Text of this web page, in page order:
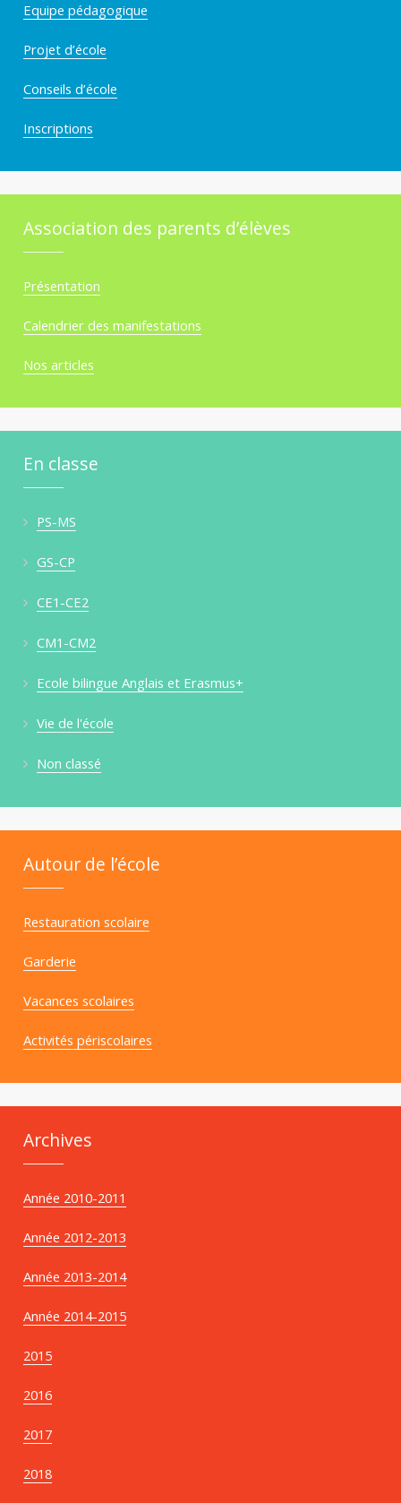
Equipe pédagogique
Projet d’école
Conseils d’école
Inscriptions
Association des parents d’élèves
Présentation
Calendrier des manifestations
Nos articles
En classe
PS-MS
GS-CP
CE1-CE2
CM1-CM2
Ecole bilingue Anglais et Erasmus+
Vie de l'école
Non classé
Autour de l’école
Restauration scolaire
Garderie
Vacances scolaires
Activités périscolaires
Archives
Année 2010-2011
Année 2012-2013
Année 2013-2014
Année 2014-2015
2015
2016
2017
2018